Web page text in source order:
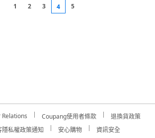
1 2 3 4 5
Coupang使用者條款
退換貨政策
隱私權政策通知 安心購物
資訊安全